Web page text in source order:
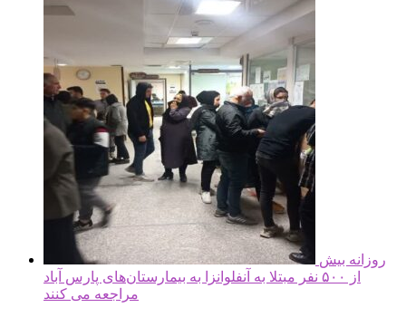
از ۵۰۰ نفر مبتلا به آنفلوانزا به بیمارستان‌های پارس آباد
مراجعه می کنند